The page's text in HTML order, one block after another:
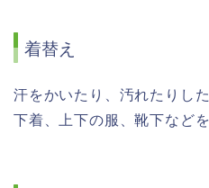
着替え
汗をかいたり、汚れたりし
下着、上下の服、靴下など